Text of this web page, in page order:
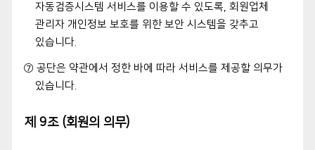
자동검증시스템 서비스를 이용할 수 있도록, 회원업체
관리자 개인정보 보호를 위한 보안 시스템을 갖추고
있습니다.
⑦ 공단은 약관에서 정한 바에 따라 서비스를 제공할 의무가
있습니다.
제 9조 (회원의 의무)